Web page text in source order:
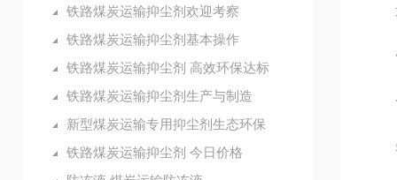
铁路煤炭运输抑尘剂欢迎考察
铁路煤炭运输抑尘剂基本操作
铁路煤炭运输抑尘剂 高效环保达标
铁路煤炭运输抑尘剂生产与制造
新型煤炭运输专用抑尘剂生态环保
铁路煤炭运输抑尘剂 今日价格
项
气
色
杂